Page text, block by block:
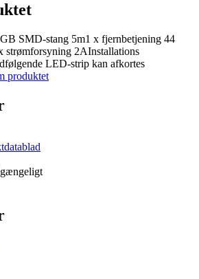
SMD-stang 5m1 x fjernbetjening 44
strømforsyning 2AInstallations
LED-strip kan afkortes
produktet